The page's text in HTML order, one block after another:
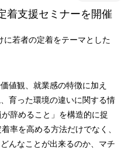
着支援セミナーを開催
若者の定着をテーマとした
値観、就業感の特徴に加え
育った環境の違いに関する情
辞めること」を構造的に捉
率を高める方法だけでなく、
んなことが出来るのか、マチ